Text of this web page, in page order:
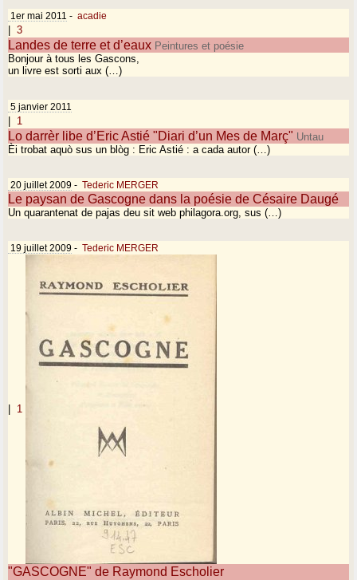
1er mai 2011 - acadie
3
Landes de terre et d’eaux Peintures et poésie
Bonjour à tous les Gascons,
un livre est sorti aux (…)
5 janvier 2011
| 1
Lo darrèr libe d’Eric Astié "Diari d’un Mes de Març" Untau
Èi trobat aquò sus un blòg : Eric Astié : a cada autor (…)
20 juillet 2009 - Tederic MERGER
Le paysan de Gascogne dans la poésie de Césaire Daugé
Un quarantenat de pajas deu sit web philagora.org, sus (…)
19 juillet 2009 - Tederic MERGER
| 1
"GASCOGNE" de Raymond Escholier